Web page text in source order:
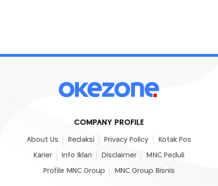
COMPANY PROFILE
About Us Redaksi Privacy Policy Kotak Pos
Karier Info Iklan Disclaimer MNC Peduli
Profile MNC Group MNC Group Bisnis